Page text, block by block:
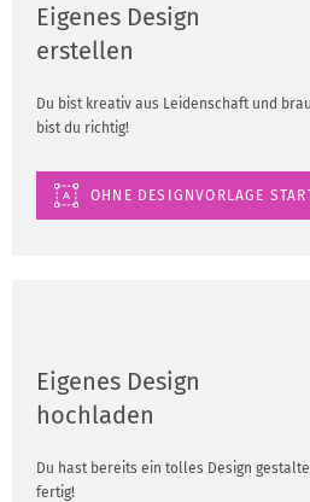
Eigenes Design
erstellen
Du bist kreativ aus Leidenschaft und
bist du richtig!
OHNE DESIGNVORLAGE
Eigenes Design
hochladen
Du hast bereits ein tolles Design
fertig!